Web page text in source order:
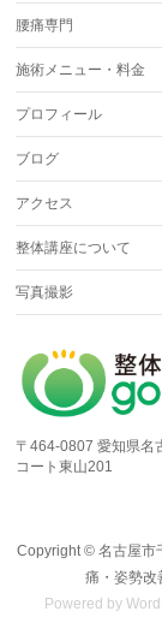
腰痛専門
施術メニュー・料金
プロフィール
ブログ
アクセス
整体講座について
写真撮影
〒464-0807 愛知県名
コート東山201
Copyright ©名古屋市
痛・姿勢改
Powered by